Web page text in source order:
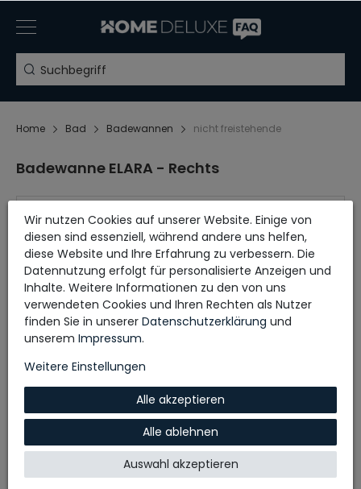
Home Bad Badewannen nicht freistehende
Badewanne ELARA - Rechts
Aufbauanleitung
Wir nutzen Cookies auf unserer Website. Einige von
diesen sind essenziell, während andere uns helfen,
diese Website und Ihre Erfahrung zu verbessern. Die
Datennutzung erfolgt für personalisierte Anzeigen und
Inhalte. Weitere Informationen zu den von uns
verwendeten Cookies und Ihren Rechten als Nutzer
finden Sie in unserer Daten­schutz­erklärung und
unserem Impressum.
Weitere Einstellungen
Alle akzeptieren
Alle ablehnen
Auswahl akzeptieren